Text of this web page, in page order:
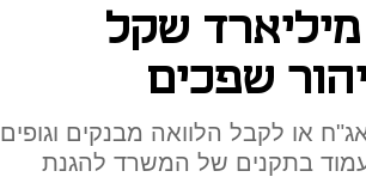
שקל
שפכים
אג"ח או לקבל הלוואה מבנקים וגופים
בתקנים של המשרד להגנת